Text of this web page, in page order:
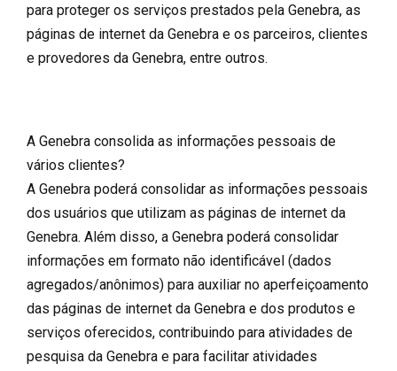
para proteger os serviços prestados pela Genebra, as
páginas de internet da Genebra e os parceiros, clientes
e provedores da Genebra, entre outros.
A Genebra consolida as informações pessoais de
vários clientes?
A Genebra poderá consolidar as informações pessoais
dos usuários que utilizam as páginas de internet da
Genebra. Além disso, a Genebra poderá consolidar
informações em formato não identificável (dados
agregados/anônimos) para auxiliar no aperfeiçoamento
das páginas de internet da Genebra e dos produtos e
serviços oferecidos, contribuindo para atividades de
pesquisa da Genebra e para facilitar atividades